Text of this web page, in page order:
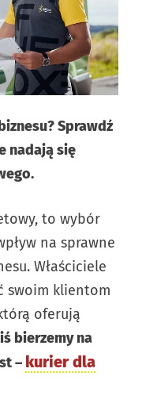
Sprawdź
nadają się
to wybór
na sprawne
Właściciele
swoim klientom
oferują
bierzemy na
– kurier dla